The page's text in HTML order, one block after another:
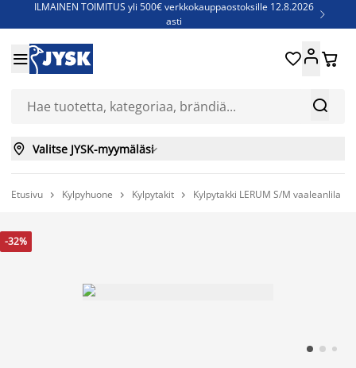
ILMAINEN TOIMITUS yli 500€ verkkokauppaostoksille 12.8.2026
asti

Jenkkisänkyjä - Säästä jopa 60%


 
 Valitse JYSK-myymäläsi
Etusivu  Kylpyhuone  Kylpytakit  Kylpytakki LERUM S/M vaaleanlila
-32%